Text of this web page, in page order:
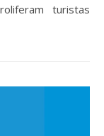
turistas